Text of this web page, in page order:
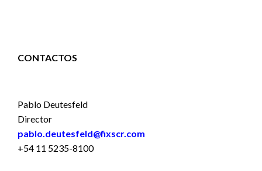
CONTACTOS
Pablo Deutesfeld
Director
pablo.deutesfeld@fixscr.com
+54 11 5235-8100